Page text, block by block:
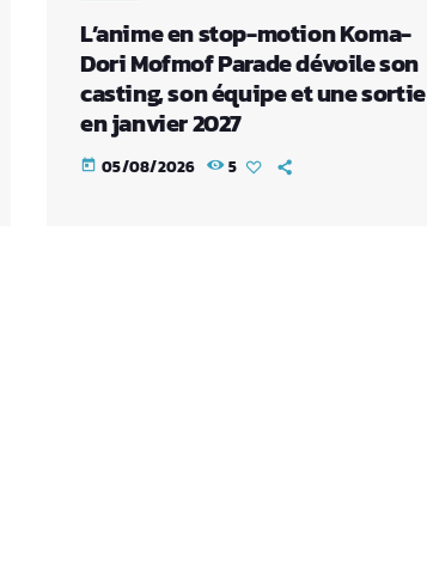
L’anime en stop-motion Koma-
Dori Mofmof Parade dévoile son
casting, son équipe et une sortie
en janvier 2027
today 05/08/2026 5